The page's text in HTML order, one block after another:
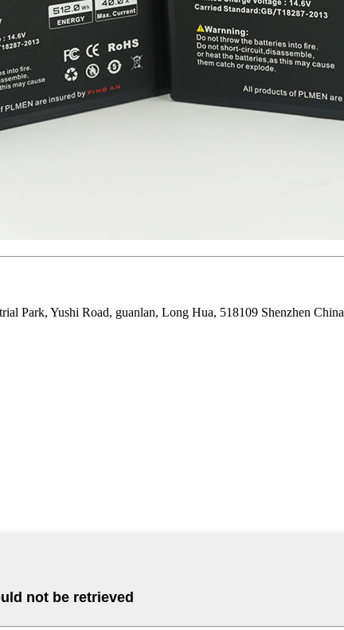
Park, Yushi Road, guanlan, Long Hua, 518109 Shenzhen China